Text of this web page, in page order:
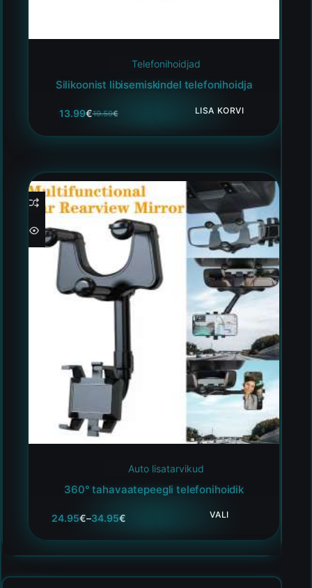
Telefonihoidjad
Silikoonist libisemiskindel telefonihoidja
19.59€
13.99€ LISA KORVI
Auto lisatarvikud
360° tahavaatepeegli telefonihoidik
24.95€–34.95€ VALI